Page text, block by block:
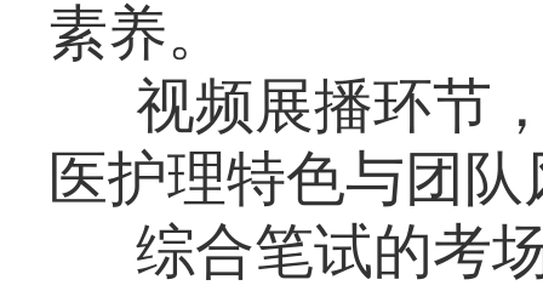
素养。
视频展播环节
医护理特色与团
综合笔试的考